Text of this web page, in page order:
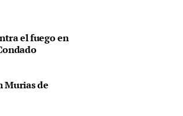
el fuego en
Murias de